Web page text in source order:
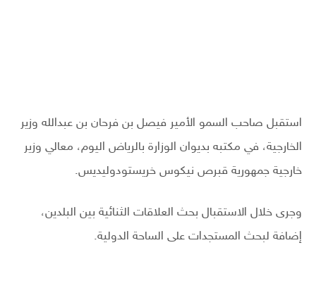
استقبل صاحب السمو الأمير فيصل بن فرحان بن عبدالله وزير
الخارجية، في مكتبه بديوان الوزارة بالرياض اليوم، معالي وزير
خارجية جمهورية قبرص نيكوس خريستودوليديس.
وجرى خلال الاستقبال بحث العلاقات الثنائية بين البلدين،
إضافة لبحث المستجدات على الساحة الدولية.